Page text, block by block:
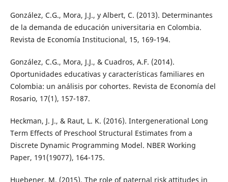
González, C.G., Mora, J.J., y Albert, C. (2013). Determinantes
de la demanda de educación universitaria en Colombia.
Revista de Economía Institucional, 15, 169-194.
González, C.G., Mora, J.J., & Cuadros, A.F. (2014).
Oportunidades educativas y características familiares en
Colombia: un análisis por cohortes. Revista de Economía del
Rosario, 17(1), 157-187.
Heckman, J. J., & Raut, L. K. (2016). Intergenerational Long
Term Effects of Preschool Structural Estimates from a
Discrete Dynamic Programming Model. NBER Working
Paper, 191(19077), 164-175.
Huebener, M. (2015). The role of paternal risk attitudes in